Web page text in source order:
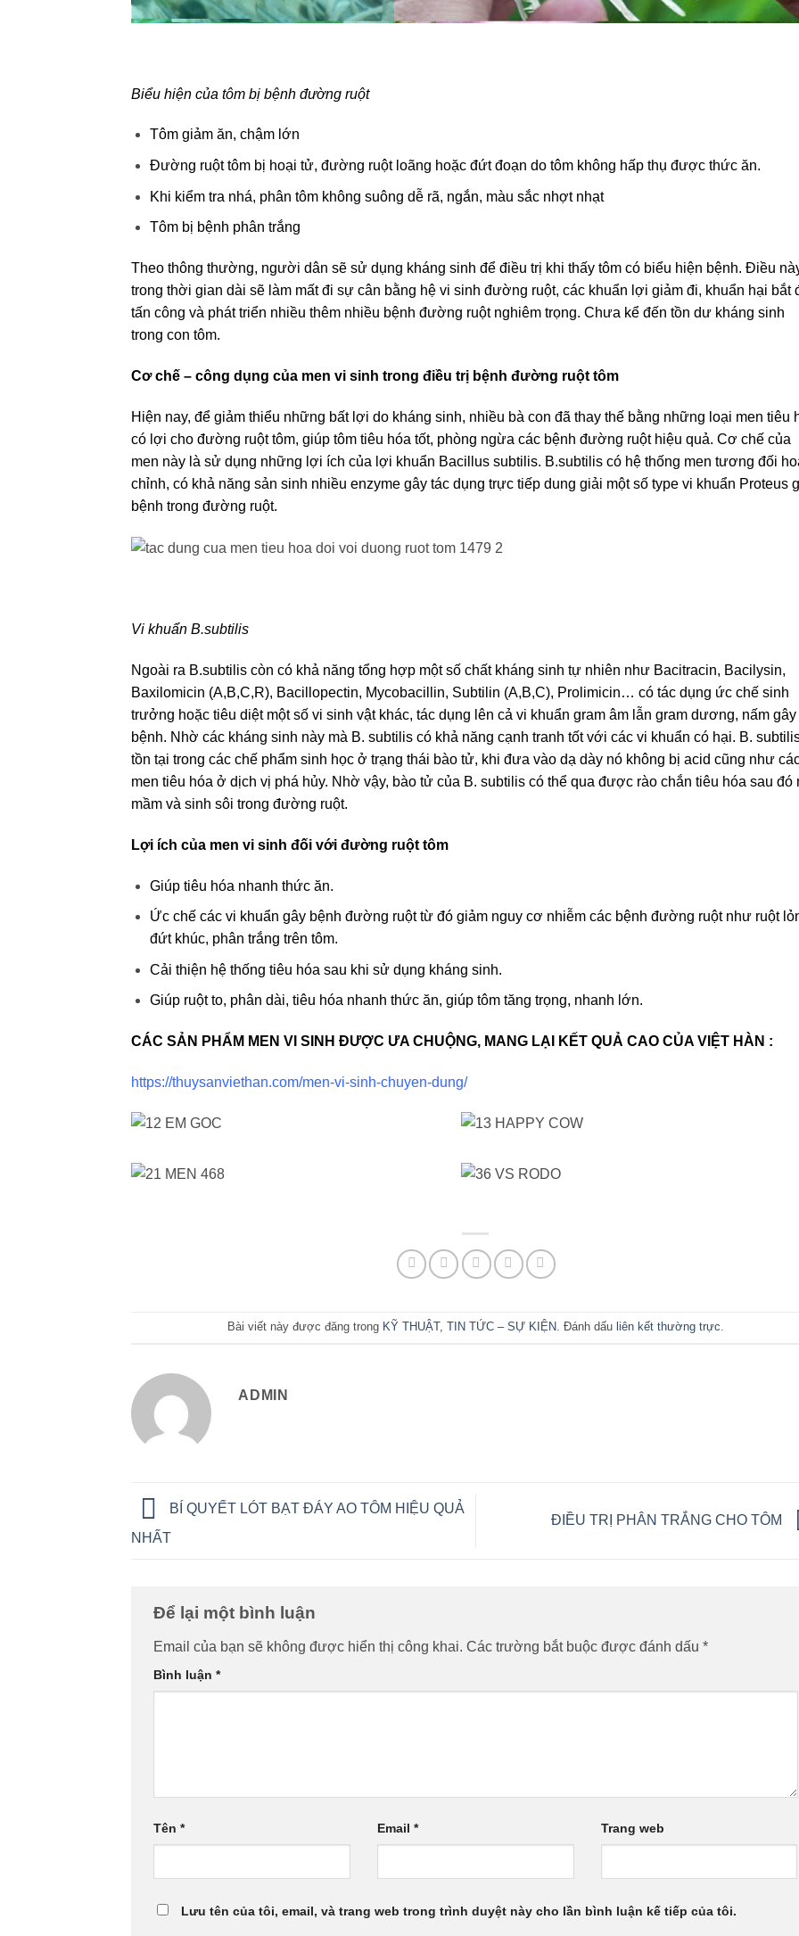
Biểu hiện của tôm bị bệnh đường ruột
Tôm giảm ăn, chậm lớn
Đường ruột tôm bị hoại tử, đường ruột loãng hoặc đứt đoạn do tôm không hấp thụ được thức ăn.
Khi kiểm tra nhá, phân tôm không suông dễ rã, ngắn, màu sắc nhợt nhạt
Tôm bị bệnh phân trắng
Theo thông thường, người dân sẽ sử dụng kháng sinh để điều trị khi thấy tôm có biểu hiện bệnh. Điều
trong thời gian dài sẽ làm mất đi sự cân bằng hệ vi sinh đường ruột, các khuẩn lợi giảm đi, khuẩn hại bắt
tấn công và phát triển nhiều thêm nhiều bệnh đường ruột nghiêm trọng. Chưa kể đến tồn dư kháng sinh
trong con tôm.
Cơ chế – công dụng của men vi sinh trong điều trị bệnh đường ruột tôm
Hiện nay, để giảm thiểu những bất lợi do kháng sinh, nhiều bà con đã thay thế bằng những loại men tiêu
có lợi cho đường ruột tôm, giúp tôm tiêu hóa tốt, phòng ngừa các bệnh đường ruột hiệu quả. Cơ chế của
men này là sử dụng những lợi ích của lợi khuẩn Bacillus subtilis. B.subtilis có hệ thống men tương đối
chỉnh, có khả năng sản sinh nhiều enzyme gây tác dụng trực tiếp dung giải một số type vi khuẩn Proteus
bệnh trong đường ruột.
Vi khuẩn B.subtilis
Ngoài ra B.subtilis còn có khả năng tổng hợp một số chất kháng sinh tự nhiên như Bacitracin, Bacilysin,
Baxilomicin (A,B,C,R), Bacillopectin, Mycobacillin, Subtilin (A,B,C), Prolimicin… có tác dụng ức chế sinh
trưởng hoặc tiêu diệt một số vi sinh vật khác, tác dụng lên cả vi khuẩn gram âm lẫn gram dương, nấm gây
bệnh. Nhờ các kháng sinh này mà B. subtilis có khả năng cạnh tranh tốt với các vi khuẩn có hại. B.
tồn tại trong các chế phẩm sinh học ở trạng thái bào tử, khi đưa vào dạ dày nó không bị acid cũng như
men tiêu hóa ở dịch vị phá hủy. Nhờ vậy, bào tử của B. subtilis có thể qua được rào chắn tiêu hóa sau đó
mầm và sinh sôi trong đường ruột.
Lợi ích của men vi sinh đối với đường ruột tôm
Giúp tiêu hóa nhanh thức ăn.
Ức chế các vi khuẩn gây bệnh đường ruột từ đó giảm nguy cơ nhiễm các bệnh đường ruột như ruột
đứt khúc, phân trắng trên tôm.
Cải thiện hệ thống tiêu hóa sau khi sử dụng kháng sinh.
Giúp ruột to, phân dài, tiêu hóa nhanh thức ăn, giúp tôm tăng trọng, nhanh lớn.
CÁC SẢN PHẨM MEN VI SINH ĐƯỢC ƯA CHUỘNG, MANG LẠI KẾT QUẢ CAO CỦA VIỆT HÀN :
https://thuysanviethan.com/men-vi-sinh-chuyen-dung/
Bài viết này được đăng trong KỸ THUẬT, TIN TỨC – SỰ KIỆN. Đánh dấu liên kết thường trực.
ADMIN
BÍ QUYẾT LÓT BẠT ĐÁY AO TÔM HIỆU QUẢ
NHẤT
ĐIỀU TRỊ PHÂN TRẮNG CHO TÔM
Để lại một bình luận
Email của bạn sẽ không được hiển thị công khai. Các trường bắt buộc được đánh dấu *
Bình luận *
Tên * Email * Trang web
Lưu tên của tôi, email, và trang web trong trình duyệt này cho lần bình luận kế tiếp của tôi.